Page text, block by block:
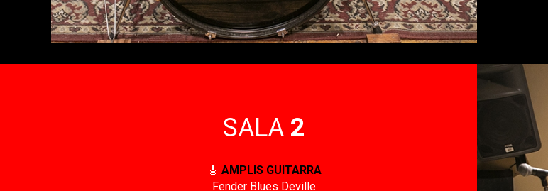
SALA 2
🎸 AMPLIS GUITARRA
Fender Blues Deville